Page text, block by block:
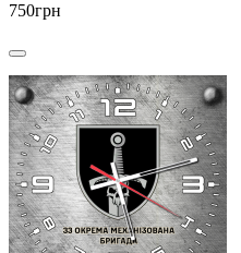
750грн